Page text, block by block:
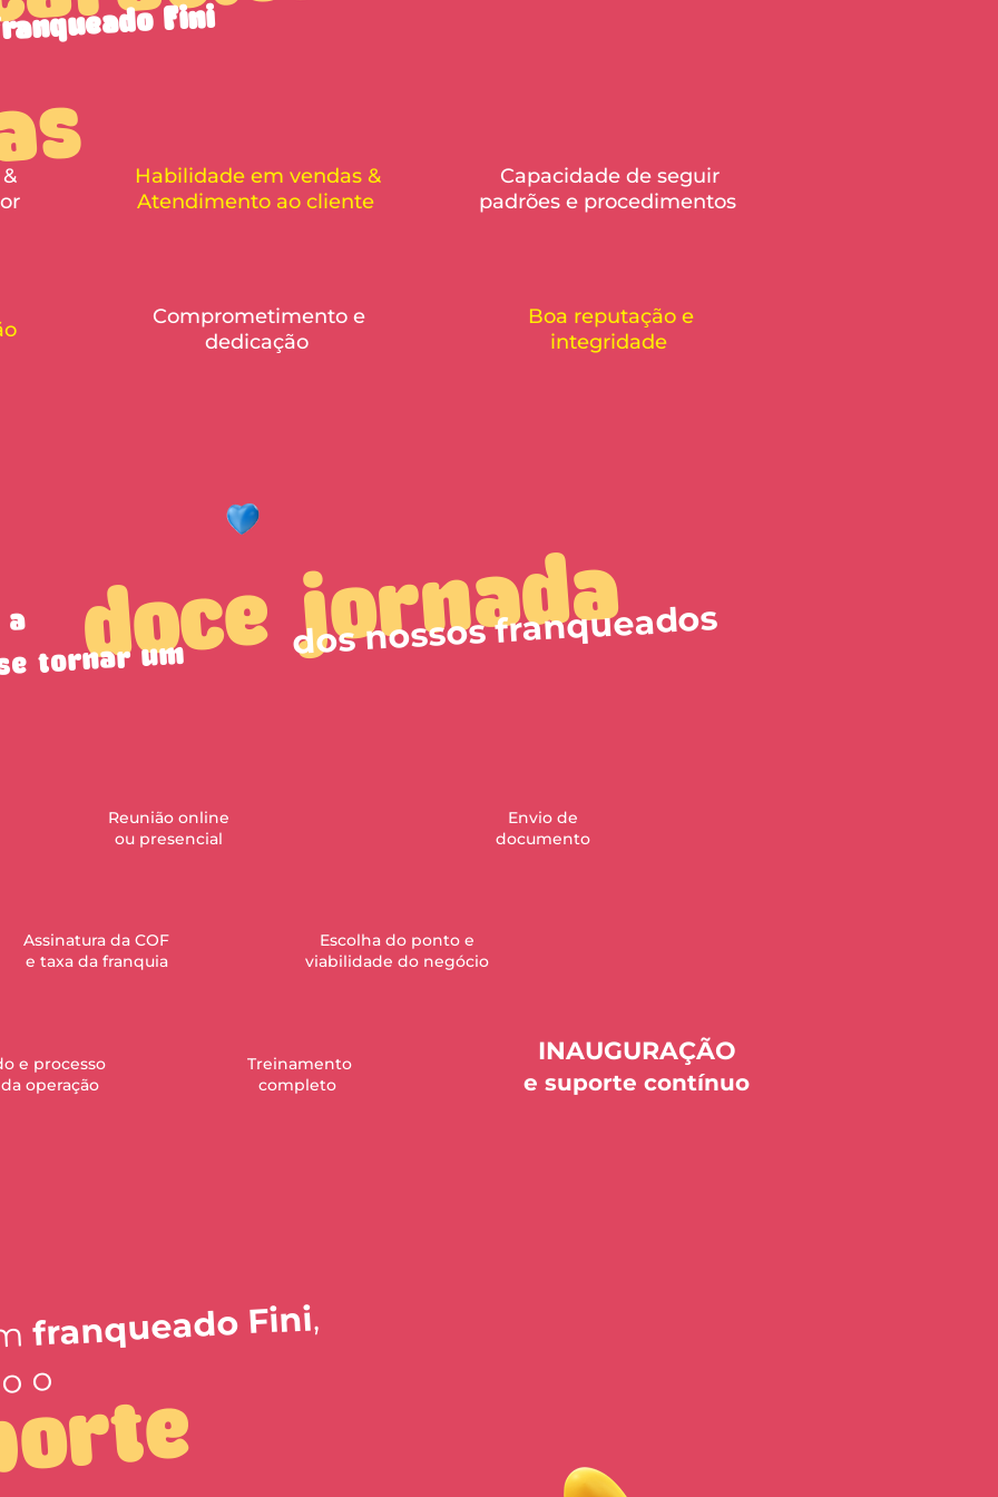
Fini
Habilidade em vendas &
Atendimento ao cliente
Capacidade de seguir
padrões e procedimentos
Comprometimento e
dedicação
Boa reputação e
integridade
doce jornada
tornar um dos nossos franqueados
Reunião online
ou presencial
Envio de
documento
Escolha do ponto e
viabilidade do negócio
Assinatura da COF
e taxa da franquia
e processo
operação
Treinamento
completo
INAUGURAÇÃO
e suporte contínuo
franqueado Fini,
o